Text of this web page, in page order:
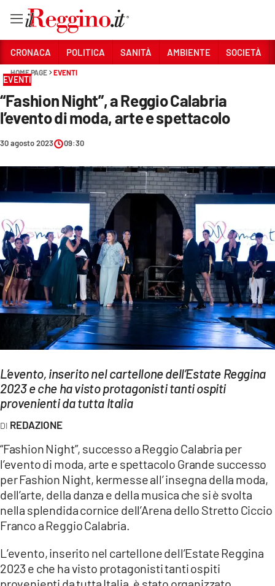
Sezioni
CRONACA
CULTURA
ECONOMIA E LAVORO
EVENTI
SPORT
Streaming
LAC TV
LAC NETWORK
LAC ONAIR
Network
LACPLAY.IT
LACTV.IT
LACITYMAG.IT
CRONACA POLITICA SANITÀ AMBIENTE SOCIETÀ
HOME PAGE EVENTI
EVENTI
“Fashion Night”, a Reggio Calabria
l’evento di moda, arte e spettacolo
30 agosto 2023 09:30
L’evento, inserito nel cartellone dell’Estate Reggina
2023 e che ha visto protagonisti tanti ospiti
provenienti da tutta Italia
REDAZIONE
“Fashion Night”, successo a Reggio Calabria per
l’evento di moda, arte e spettacolo Grande successo
per Fashion Night, kermesse all’ insegna della moda,
dell’arte, della danza e della musica che si è svolta
nella splendida cornice dell’Arena dello Stretto Ciccio
Franco a Reggio Calabria.
L’evento, inserito nel cartellone dell’Estate Reggina
2023 e che ha visto protagonisti tanti ospiti